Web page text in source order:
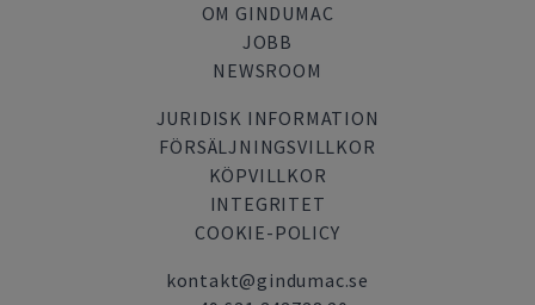
OM GINDUMAC
JOBB
NEWSROOM
JURIDISK INFORMATION
FÖRSÄLJNINGSVILLKOR
KÖPVILLKOR
INTEGRITET
COOKIE-POLICY
kontakt@gindumac.se